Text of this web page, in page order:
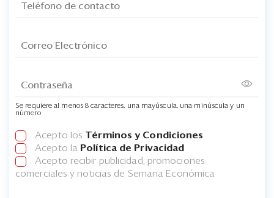
Se requiere al menos 8 caracteres, una mayúscula, una minúscula y un
número
Acepto los Términos y Condiciones
Acepto la Política de Privacidad
Acepto recibir publicidad, promociones
comerciales y noticias de Semana Económica